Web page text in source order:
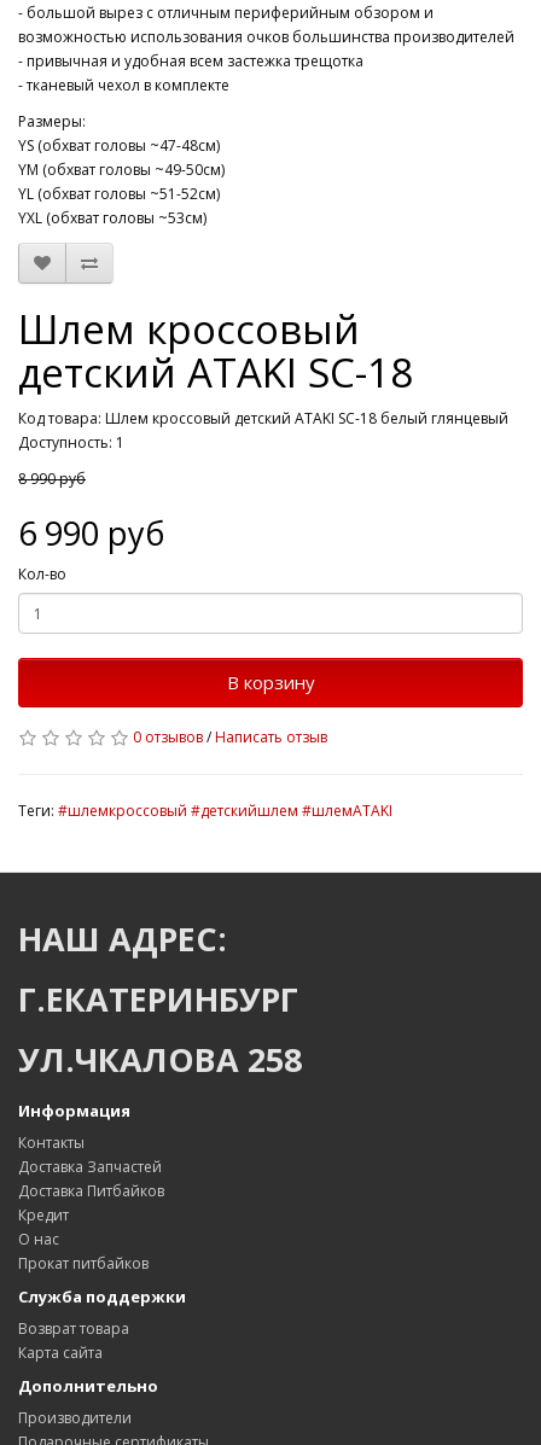
- большой вырез с отличным периферийным обзором и
возможностью использования очков большинства производителей
- привычная и удобная всем застежка трещотка
- тканевый чехол в комплекте
Размеры:
YS (обхват головы ~47-48см)
YM (обхват головы ~49-50см)
YL (обхват головы ~51-52см)
YXL (обхват головы ~53см)
Шлем кроссовый
детский ATAKI SC-18
Код товара: Шлем кроссовый детский ATAKI SC-18 белый глянцевый
Доступность: 1
8 990 руб
6 990 руб
Кол-во
В корзину
0 отзывов/Написать отзыв
Теги: #шлемкроссовый #детскийшлем #шлемATAKI
НАШ АДРЕС:
Г.ЕКАТЕРИНБУРГ
УЛ.ЧКАЛОВА 258
Информация
Контакты
Доставка Запчастей
Доставка Питбайков
Кредит
О нас
Прокат питбайков
Служба поддержки
Возврат товара
Карта сайта
Дополнительно
Производители